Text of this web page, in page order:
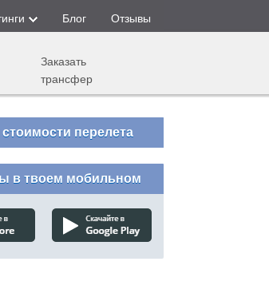
Блог Отзывы
Заказать
трансфер
стоимости перелета
в твоем мобильном